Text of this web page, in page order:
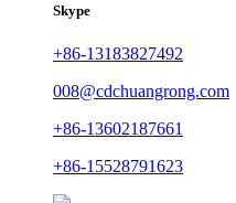
Skype
+86-13183827492
008@cdchuangrong.com
+86-13602187661
+86-15528791623